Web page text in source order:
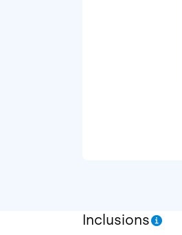
Inclusions